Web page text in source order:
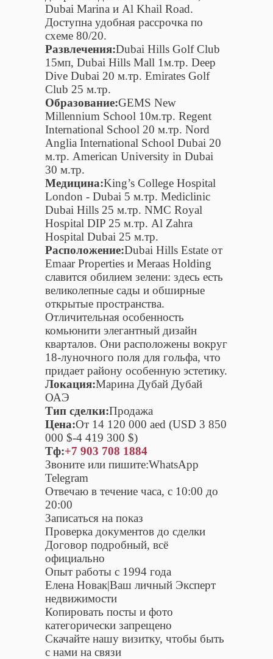
Dubai Marina и Al Khail Road.
Доступна удобная рассрочка по
схеме 80/20.
Развлечения:Dubai Hills Golf Club
15мп, Dubai Hills Mall 1м.тр. Deep
Dive Dubai 20 м.тр. Emirates Golf
Club 25 м.тр.
Образование:GEMS New
Millennium School 10м.тр. Regent
International School 20 м.тр. Nord
Anglia International School Dubai 20
м.тр. American University in Dubai
30 м.тр.
Медицина:King’s College Hospital
London - Dubai 5 м.тр. Mediclinic
Dubai Hills 25 м.тр. NMC Royal
Hospital DIP 25 м.тр. Al Zahra
Hospital Dubai 25 м.тр.
Расположение:Dubai Hills Estate от
Emaar Properties и Meraas Holding
славится обилием зелени: здесь есть
великолепные сады и обширные
открытые пространства.
Отличительная особенность
комьюнити элегантный дизайн
кварталов. Они расположены вокруг
18-луночного поля для гольфа, что
придает району особенную эстетику.
Локация:Марина Дубай Дубай
ОАЭ
Тип сделки:Продажа
Цена:От 14 120 000 aed (USD 3 850
000 $-4 419 300 $)
Тф:+7 903 708 1884
Звоните или пишите:WhatsApp
Telegram
Отвечаю в течение часа, с 10:00 до
20:00
Записаться на показ
Проверка документов до сделки
Договор подробный, всё
официально
Опыт работы с 1994 года
Елена Новак|Ваш личный Эксперт
недвижимости
Копировать посты и фото
категорически запрещено
Скачайте нашу визитку, чтобы быть
с нами на связи